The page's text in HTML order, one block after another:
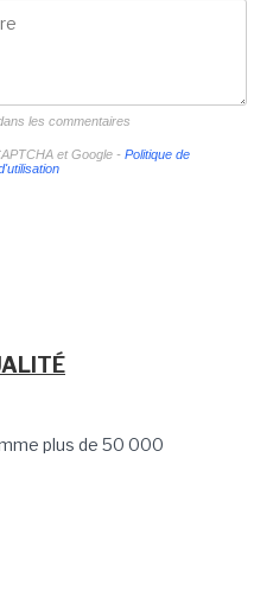
les commentaires
et Google - Politique de
plus de 50 000